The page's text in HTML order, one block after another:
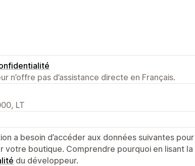
n’offre pas d’assistance directe en Français.
LT
a besoin d’accéder aux données suivantes pour
votre boutique. Comprendre pourquoi en lisant la
du développeur.